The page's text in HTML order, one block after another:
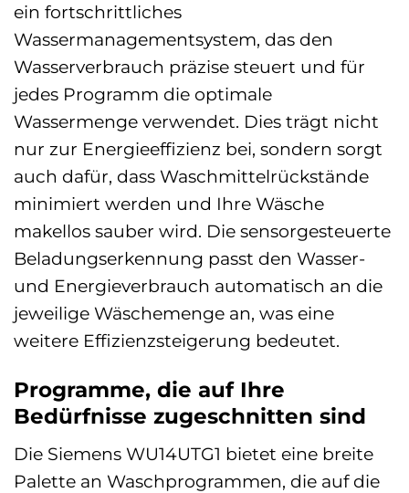
ein fortschrittliches
Wassermanagementsystem, das den
Wasserverbrauch präzise steuert und für
jedes Programm die optimale
Wassermenge verwendet. Dies trägt nicht
nur zur Energieeffizienz bei, sondern sorgt
auch dafür, dass Waschmittelrückstände
minimiert werden und Ihre Wäsche
makellos sauber wird. Die sensorgesteuerte
Beladungserkennung passt den Wasser-
und Energieverbrauch automatisch an die
jeweilige Wäschemenge an, was eine
weitere Effizienzsteigerung bedeutet.
Programme, die auf Ihre
Bedürfnisse zugeschnitten sind
Die Siemens WU14UTG1 bietet eine breite
Palette an Waschprogrammen, die auf die